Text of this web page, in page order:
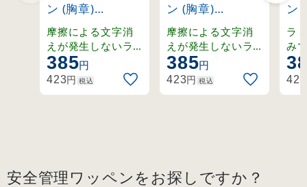
ン (胸章)
90×60mm 安全
ピン式 交通安全
(126027)
摩擦による文字消
えが発生しないラ
ミネート加工済み
ワッペン。
385円
423円 税込
ン (胸章)
90×60mm 安全
ピン式 安全当番
(126009)
摩擦による文字消
えが発生しないラ
ミネート加工済み
ワッペン。
385円
423円 税込
ン
ピ
ク
ラ
み
423
安全管理ワッペンをお探しですか？